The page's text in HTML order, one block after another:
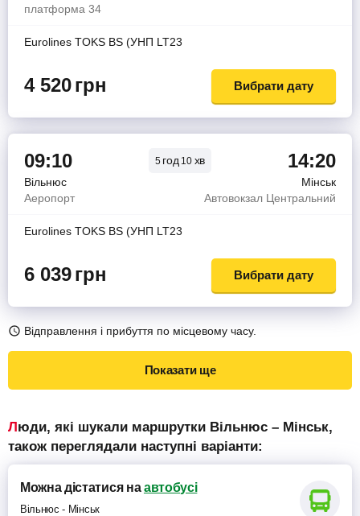
платформа 34
Eurolines TOKS BS (УНП LT23
4 520грн Вибрати дату
09:10 5 год10 хв 14:20
Вільнюс
Мінськ
Аеропорт
Автовокзал Центральний
Eurolines TOKS BS (УНП LT23
6 039грн Вибрати дату
Відправлення і прибуття по місцевому часу.
Показати ще
Люди, які шукали маршрутки Вільнюс – Мінськ,
також переглядали наступні варіанти:
Можна дістатисяна автобусі
Вільнюс - Мінськ